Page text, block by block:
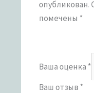
опубликован.
помечены *
Ваша оценка *
Ваш отзыв *